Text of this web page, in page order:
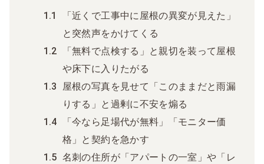
「近くで工事中に屋根の異変が見えた」
と突然声をかけてくる
「無料で点検する」と親切を装って屋根
や床下に入りたがる
屋根の写真を見せて「このままだと雨漏
りする」と過剰に不安を煽る
「今なら足場代が無料」「モニター価
格」と契約を急かす
名刺の住所が「アパートの一室」や「レ